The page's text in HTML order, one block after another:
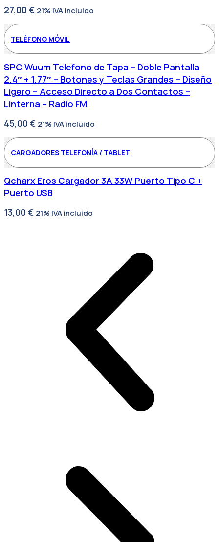
27,00 € 21% IVA incluido
TELÉFONO MÓVIL
SPC Wuum Telefono de Tapa – Doble Pantalla
2.4″ + 1.77″ – Botones y Teclas Grandes – Diseño
Ligero – Acceso Directo a Dos Contactos –
Linterna – Radio FM
45,00 € 21% IVA incluido
CARGADORES TELEFONÍA / TABLET
Qcharx Eros Cargador 3A 33W Puerto Tipo C +
Puerto USB
13,00 € 21% IVA incluido